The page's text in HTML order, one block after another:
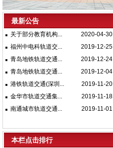
最新公告
关于部分教育机构...
2020-04-30
福州中电科轨道交...
2019-12-25
青岛地铁轨道交通...
2019-12-24
青岛地铁轨道交通...
2019-12-04
港铁轨道交通(深圳...
2019-11-20
金华市轨道交通集...
2019-11-18
南通城市轨道交通...
2019-11-01
本栏点击排行